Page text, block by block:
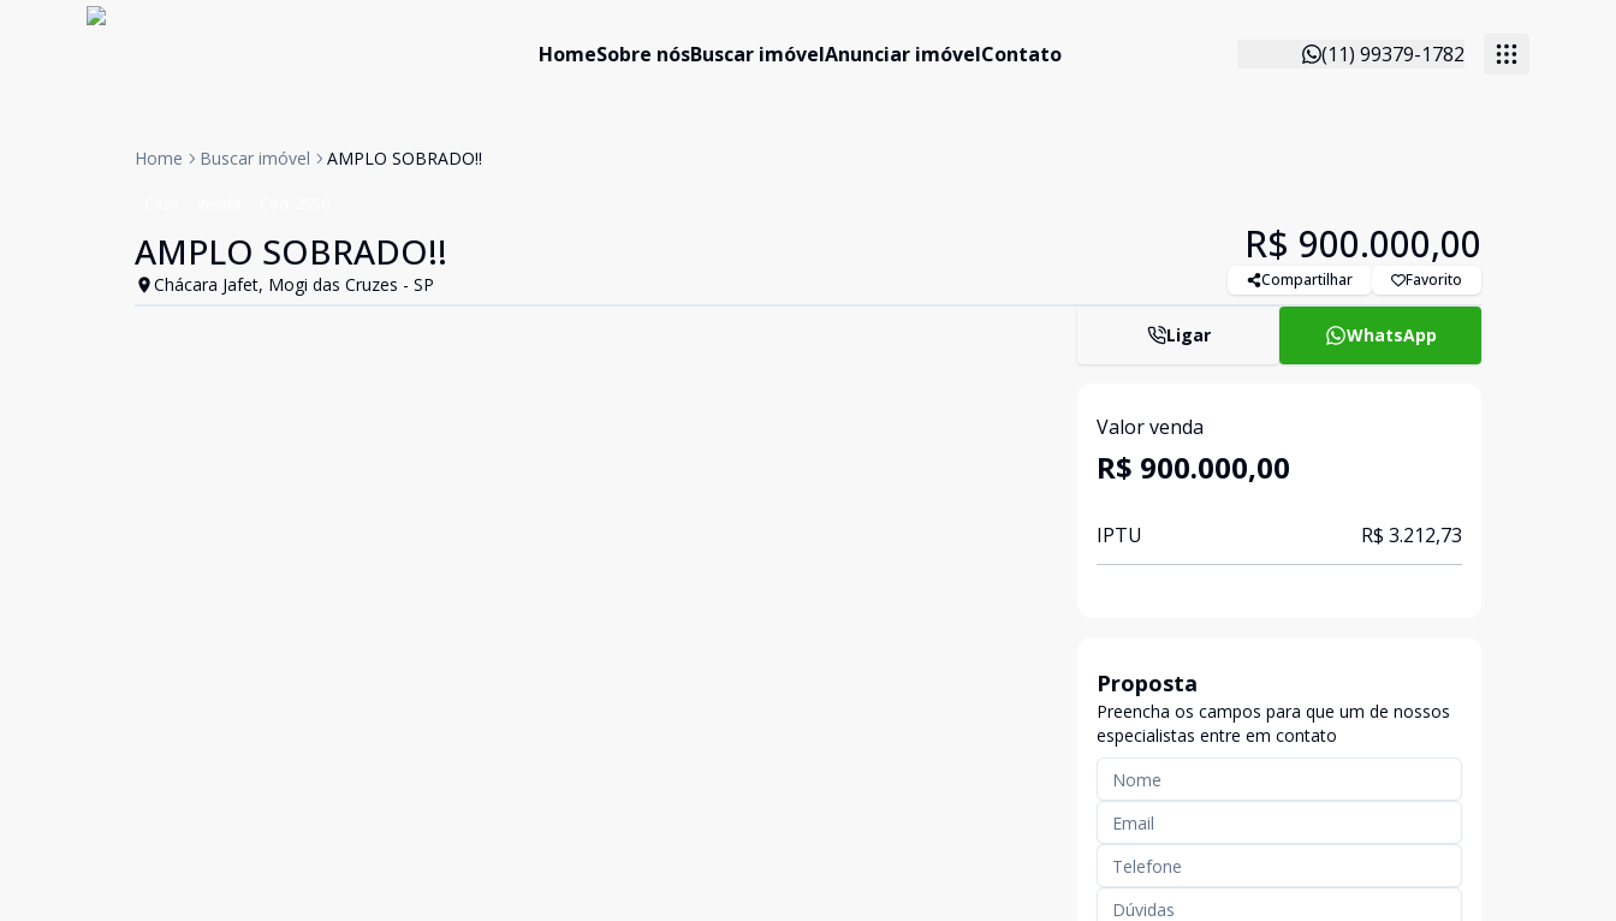
HomeSobre nósBuscar imóvelAnunciar imóvelContato (11) 99379-1782
Home Buscar imóvel AMPLO SOBRADO!!
AMPLO SOBRADO!!
Chácara Jafet, Mogi das Cruzes - SP
R$ 900.000,00
Compartilhar Favorito
Ligar WhatsApp
Valor venda
R$ 900.000,00
IPTU R$ 3.212,73
Proposta
Preencha os campos para que um de nossos
especialistas entre em contato